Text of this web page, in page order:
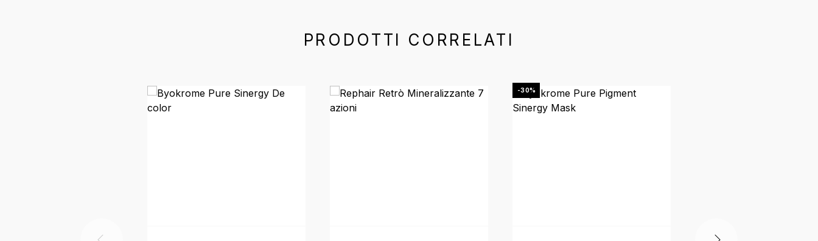
PRODOTTI CORRELATI
-30%